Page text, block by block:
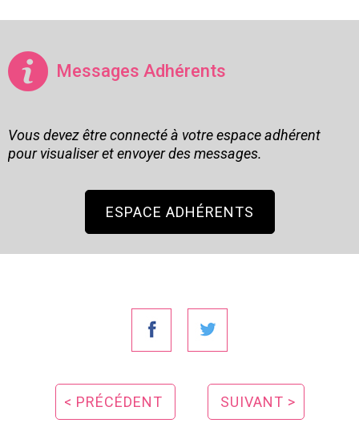
Messages Adhérents
Vous devez être connecté à votre espace adhérent
pour visualiser et envoyer des messages.
ESPACE ADHÉRENTS
< PRÉCÉDENT SUIVANT >